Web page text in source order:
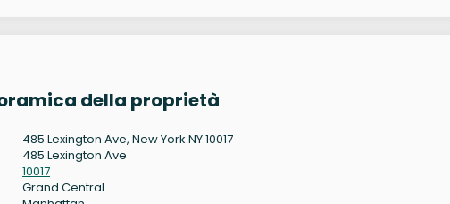
della proprietà
485 Lexington Ave, New York NY 10017
485 Lexington Ave
10017
Grand Central